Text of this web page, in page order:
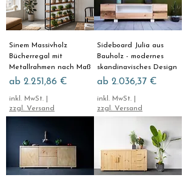
Sinem Massivholz
Bücherregal mit
Metallrahmen nach Maß
ab 2.251,86 €
Sale-Preis
inkl. MwSt.
zzgl. Versand
Sideboard Julia aus
Bauholz - modernes
skandinavisches Design
ab 2.036,37 €
Sale-Preis
inkl. MwSt.
zzgl. Versand